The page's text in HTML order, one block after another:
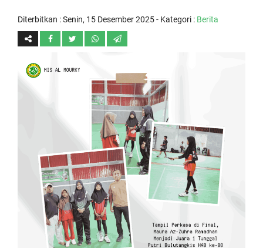
Diterbitkan :Senin, 15 Desember 2025- Kategori : Berita